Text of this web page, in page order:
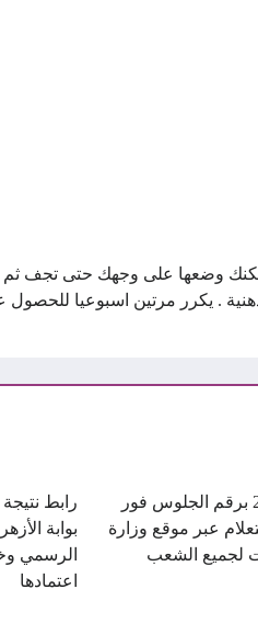
وضعها على وجهك حتى تجف ثم
. يكرر مرتين اسبوعيا للحصول
رابط نتيجة الثانوية العامة 2026 برقم الجلوس فور
عبر موقع وزارة
لجميع الشعب
بوابة
الرسمي
اعتمادها